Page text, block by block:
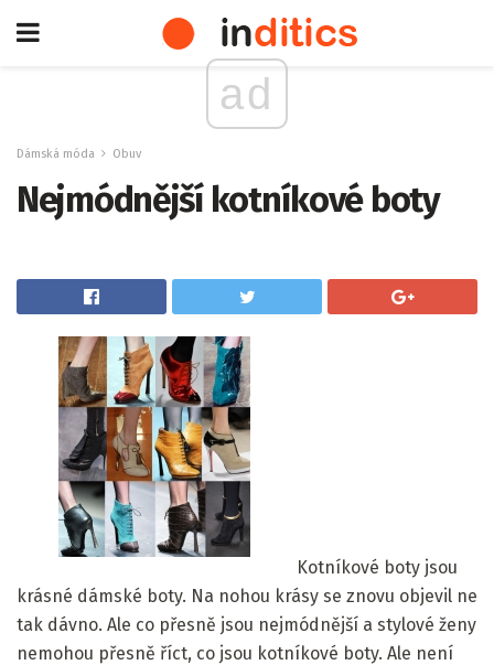
ad
Dámská móda Obuv
Nejmódnější kotníkové boty
Kotníkové boty jsou
krásné dámské boty. Na nohou krásy se znovu objevil ne
tak dávno. Ale co přesně jsou nejmódnější a stylové ženy
nemohou přesně říct, co jsou kotníkové boty. Ale není